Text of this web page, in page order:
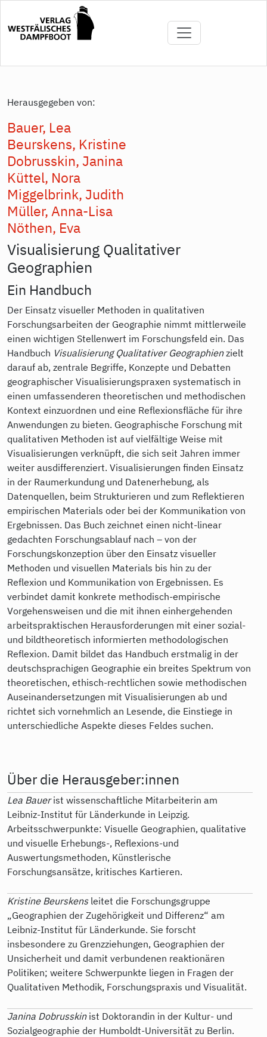
Inhalt
Herausgegeben von:
Bauer, Lea
Beurskens, Kristine
Dobrusskin, Janina
Küttel, Nora
Miggelbrink, Judith
Müller, Anna-Lisa
Nöthen, Eva
Visualisierung Qualitativer
Geographien
Ein Handbuch
Der Einsatz visueller Methoden in qualitativen
Forschungsarbeiten der Geographie nimmt mittlerweile
einen wichtigen Stellenwert im Forschungsfeld ein. Das
Handbuch Visualisierung Qualitativer Geographienzielt
darauf ab, zentrale Begriffe, Konzepte und Debatten
geographischer Visualisierungspraxen systematisch in
einen umfassenderen theoretischen und methodischen
Kontext einzuordnen und eine Reflexionsfläche für ihre
Anwendungen zu bieten. Geographische Forschung mit
qualitativen Methoden ist auf vielfältige Weise mit
Visualisierungen verknüpft, die sich seit Jahren immer
weiter ausdifferenziert. Visualisierungen finden Einsatz
in der Raumerkundung und Datenerhebung, als
Datenquellen, beim Strukturieren und zum Reflektieren
empirischen Materials oder bei der Kommunikation von
Ergebnissen. Das Buch zeichnet einen nicht-linear
gedachten Forschungsablauf nach – von der
Forschungskonzeption über den Einsatz visueller
Methoden und visuellen Materials bis hin zu der
Reflexion und Kommunikation von Ergebnissen. Es
verbindet damit konkrete methodisch-empirische
Vorgehensweisen und die mit ihnen einhergehenden
arbeitspraktischen Herausforderungen mit einer sozial-
und bildtheoretisch informierten methodologischen
Reflexion. Damit bildet das Handbuch erstmalig in der
deutschsprachigen Geographie ein breites Spektrum von
theoretischen, ethisch-rechtlichen sowie methodischen
Auseinandersetzungen mit Visualisierungen ab und
richtet sich vornehmlich an Lesende, die Einstiege in
unterschiedliche Aspekte dieses Feldes suchen.
Über die Herausgeber:innen
Lea Bauerist wissenschaftliche Mitarbeiterin am
Leibniz-Institut für Länderkunde in Leipzig.
Arbeitsschwerpunkte: Visuelle Geographien, qualitative
und visuelle Erhebungs-, Reflexions-und
Auswertungsmethoden, Künstlerische
Forschungsansätze, kritisches Kartieren.
Kristine Beurskensleitet die Forschungsgruppe
„Geographien der Zugehörigkeit und Differenz“ am
Leibniz-Institut für Länderkunde. Sie forscht
insbesondere zu Grenzziehungen, Geographien der
Unsicherheit und damit verbundenen reaktionären
Politiken; weitere Schwerpunkte liegen in Fragen der
Qualitativen Methodik, Forschungspraxis und Visualität.
Janina Dobrusskinist Doktorandin in der Kultur- und
Sozialgeographie der Humboldt-Universität zu Berlin.